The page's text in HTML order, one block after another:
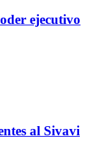
ejecutivo
al Sivavi